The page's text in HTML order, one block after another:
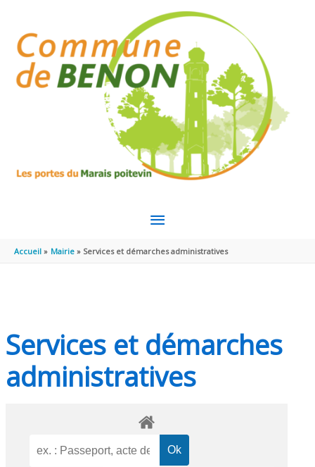
MENU
PRINCIPAL
Accueil Mairie Services et démarches administratives
Services et démarches
administratives